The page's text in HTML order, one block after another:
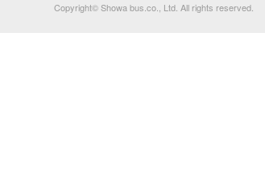
Copyright© Showa bus.co., Ltd. All rights reserved.